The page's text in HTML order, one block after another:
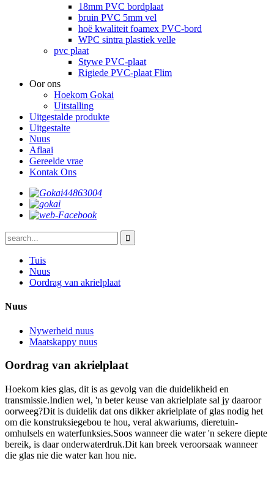
18mm PVC bordplaat
bruin PVC 5mm vel
hoë kwaliteit foamex PVC-bord
WPC sintra plastiek velle
pvc plaat
Stywe PVC-plaat
Rigiede PVC-plaat Flim
Oor ons
Hoekom Gokai
Uitstalling
Uitgestalde produkte
Uitgestalte
Nuus
Aflaai
Gereelde vrae
Kontak Ons
Tuis
Nuus
Oordrag van akrielplaat
Nuus
Nywerheid nuus
Maatskappy nuus
Oordrag van akrielplaat
Hoekom kies glas, dit is as gevolg van die duidelikheid en
transmissie.Indien wel, 'n beter keuse van akrielplate sal jy daaroor
oorweeg?Dit is duidelik dat ons dikker akrielplate of glas nodig het
om die konstruksiegebou te hou, veral akwariums, dieretuin-
omhulsels en waterfunksies.Soos wanneer die water 'n sekere diepte
bereik, is daar onderwaterdruk.Dit kan breek veroorsaak wanneer
die glas nie die water kan hou nie.